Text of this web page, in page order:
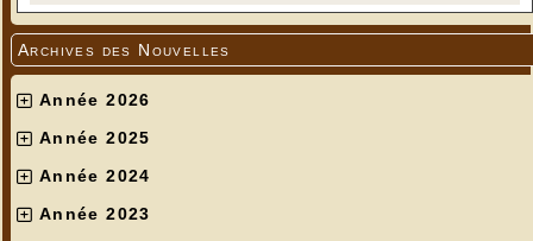
Archives des Nouvelles
Année 2026
Année 2025
Année 2024
Année 2023